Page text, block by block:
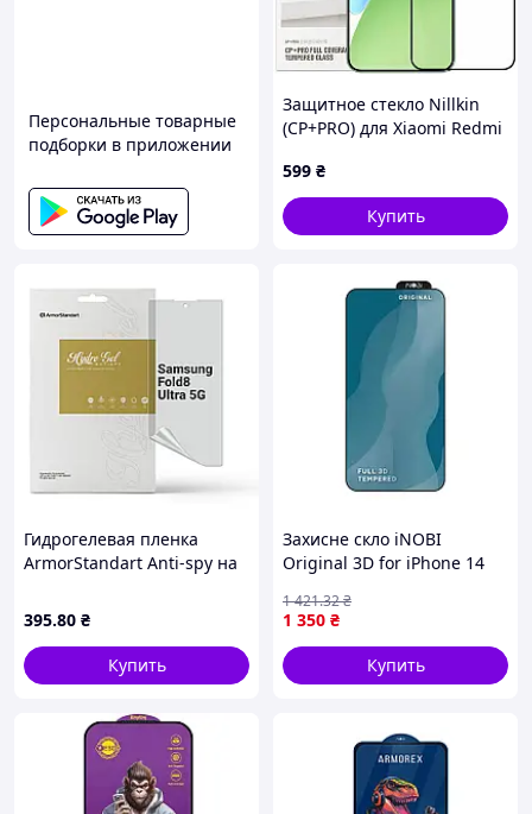
Персональные товарные
подборки в приложении
Защитное стекло Nillkin
(CP+PRO) для Xiaomi Redmi
599 ₴
Купить
Гидрогелевая пленка
ArmorStandart Anti-spy на
Samsung Fold8 Ultra 5G
(ARM93546) PTR
395.80 ₴
Купить
Захисне скло iNOBI
Original 3D for iPhone 14
1 350 ₴
1 421.32₴
Купить